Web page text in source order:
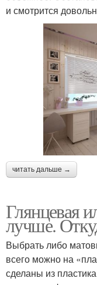
и смотрится
читать дальше →
Глянцевая
лучше.
Выбрать либо
всего можно на
сделаны из